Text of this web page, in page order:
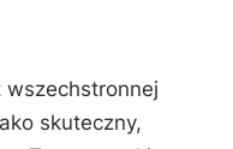
wszechstronnej
skuteczny,